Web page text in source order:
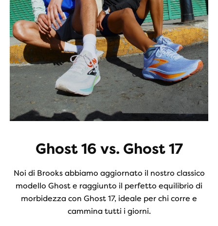
Ghost 16 vs. Ghost 17
Noi di Brooks abbiamo aggiornato il nostro classico
modello Ghost e raggiunto il perfetto equilibrio di
morbidezza con Ghost 17, ideale per chi corre e
cammina tutti i giorni.